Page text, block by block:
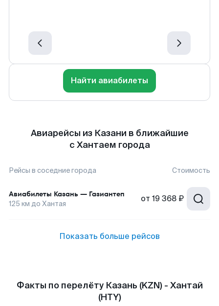
Найти авиабилеты
Авиарейсы из Казани в ближайшие
с Хантаем города
Рейсы в соседние города Стоимость
Авиабилеты Казань — Газиантеп
125 км до Хантая от 19 368 ₽
Показать больше рейсов
Факты по перелёту Казань (KZN) - Хантай
(HTY)